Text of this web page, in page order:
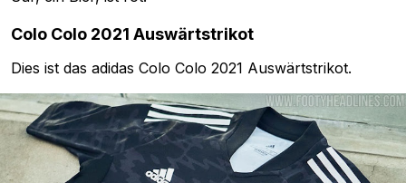
Colo Colo 2021 Auswärtstrikot
Dies ist das adidas Colo Colo 2021 Auswärtstrikot.